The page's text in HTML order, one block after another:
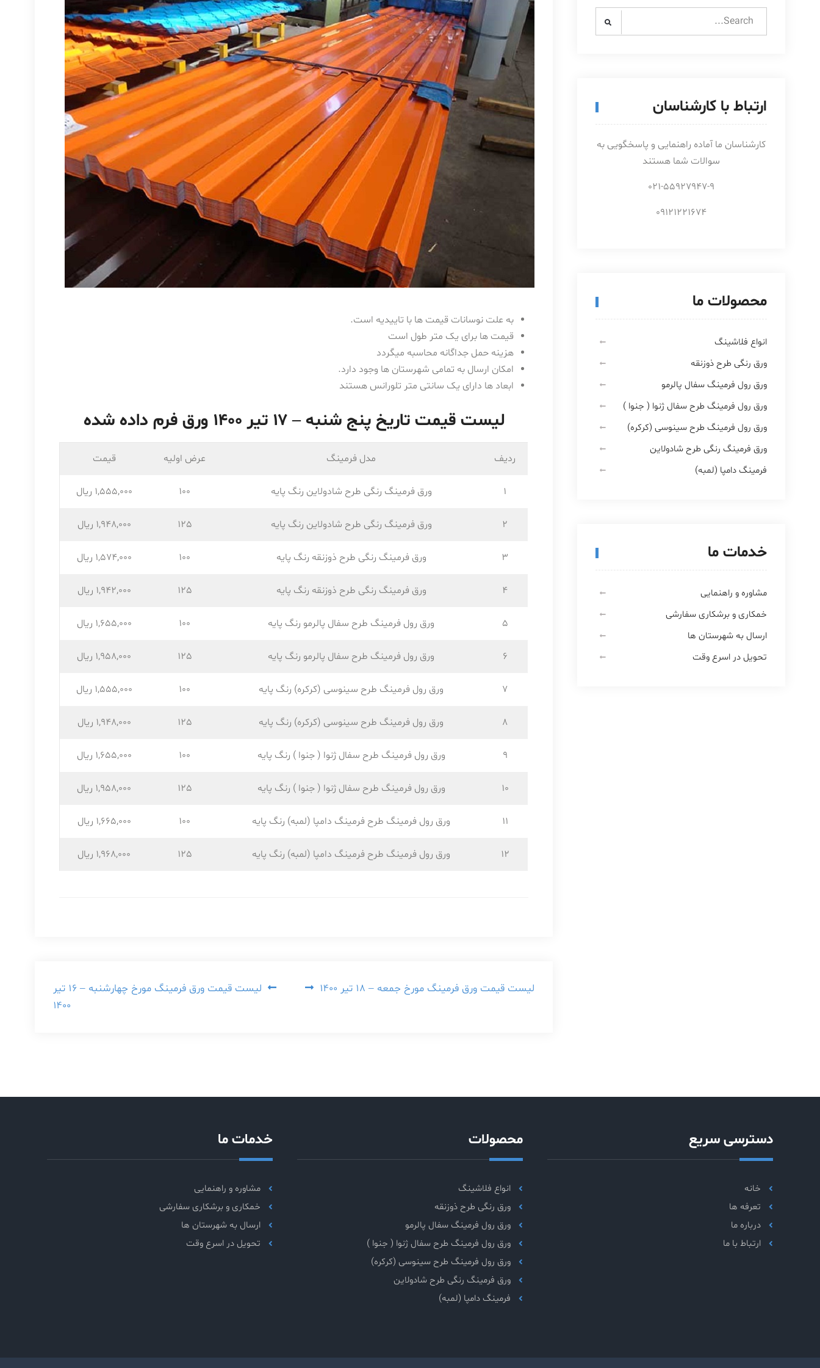
به علت نوسانات قیمت ها با تاییدیه است.
قیمت ها برای یک متر طول است
هزینه حمل جداگانه محاسبه میگردد
امکان ارسال به تمامی شهرستان ها وجود دارد.
ابعاد ها دارای یک سانتی متر تلورانس هستند
لیست قیمت تاریخ پنج شنبه – ۱۷ تیر ۱۴۰۰ ورق فرم داده شده
ردیف مدل فرمینگ عرض اولیه قیمت
1 ورق فرمینگ رنگی طرح شادولاین رنگ پایه 100 1,555,۰۰۰ ریال
2 ورق فرمینگ رنگی طرح شادولاین رنگ پایه 125 1,948,۰۰۰ ریال
3 ورق فرمینگ رنگی طرح ذوزنقه رنگ پایه 100 1,574,۰۰۰ ریال
4 ورق فرمینگ رنگی طرح ذوزنقه رنگ پایه 125 1,942,۰۰۰ ریال
5 ورق رول فرمینگ طرح سفال پالرمو رنگ پایه 100 1,655,۰۰۰ ریال
6 ورق رول فرمینگ طرح سفال پالرمو رنگ پایه 125 1,958,۰۰۰ ریال
7 ورق رول فرمینگ طرح سینوسی (کرکره) رنگ پایه 100 1,555,۰۰۰ ریال
8 ورق رول فرمینگ طرح سینوسی (کرکره) رنگ پایه 125 1,948,۰۰۰ ریال
9 ورق رول فرمینگ طرح سفال ژنوا ( جنوا ) رنگ پایه 100 1,655,۰۰۰ ریال
10 ورق رول فرمینگ طرح سفال ژنوا ( جنوا ) رنگ پایه 125 1,958,۰۰۰ ریال
11 ورق رول فرمینگ طرح فرمینگ دامپا (لمبه) رنگ پایه 100 1,665,۰۰۰ ریال
12 ورق رول فرمینگ طرح فرمینگ دامپا (لمبه) رنگ پایه 125 1,968,۰۰۰ ریال
راهبری
لیست قیمت ورق فرمینگ مورخ چهارشنبه – ۱۶ تیر
۱۴۰۰
لیست قیمت ورق فرمینگ مورخ جمعه – ۱۸ تیر ۱۴۰۰
Search
ارتباط با کارشناسان
کارشناسان ما آماده راهنمایی و پاسخگویی به
سوالات شما هستند
021-55927947-9
09121221674
محصولات ما
انواع فلاشینگ
ورق رنگی طرح ذوزنقه
ورق رول فرمینگ سفال پالرمو
ورق رول فرمینگ طرح سفال ژنوا ( جنوا )
ورق رول فرمینگ طرح سینوسی (کرکره)
ورق فرمینگ رنگی طرح شادولاین
فرمینگ دامپا (لمبه)
خدمات ما
مشاوره و راهنمایی
خمکاری و برشکاری سفارشی
ارسال به شهرستان ها
تحویل در اسرع وقت
دسترسی سریع
خانه
تعرفه ها
درباره ما
ارتباط با ما
محصولات
انواع فلاشینگ
ورق رنگی طرح ذوزنقه
ورق رول فرمینگ سفال پالرمو
ورق رول فرمینگ طرح سفال ژنوا ( جنوا )
ورق رول فرمینگ طرح سینوسی (کرکره)
ورق فرمینگ رنگی طرح شادولاین
فرمینگ دامپا (لمبه)
خدمات ما
مشاوره و راهنمایی
خمکاری و برشکاری سفارشی
ارسال به شهرستان ها
تحویل در اسرع وقت